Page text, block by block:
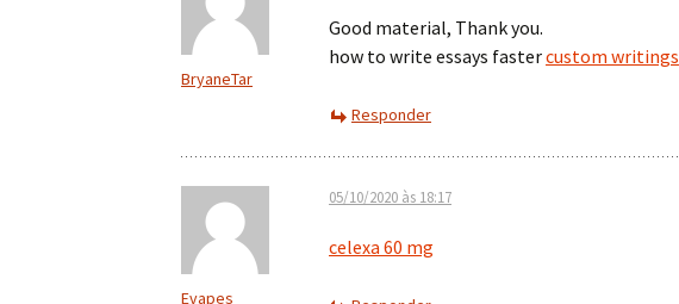
BryaneTar
Good material, Thank you.
how to write essays fastercustom writings
Responder
Evapes
05/10/2020 às 18:17
celexa 60 mg